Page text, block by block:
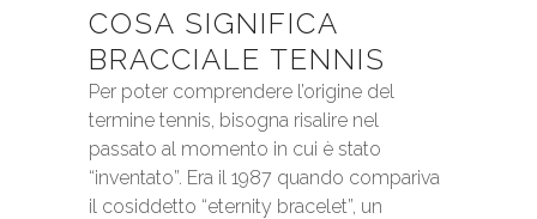
COSA SIGNIFICA
BRACCIALE TENNIS
Per poter comprendere l’origine del
termine tennis, bisogna risalire nel
passato al momento in cui è stato
“inventato”. Era il 1987 quando compariva
il cosiddetto “eternity bracelet”, un